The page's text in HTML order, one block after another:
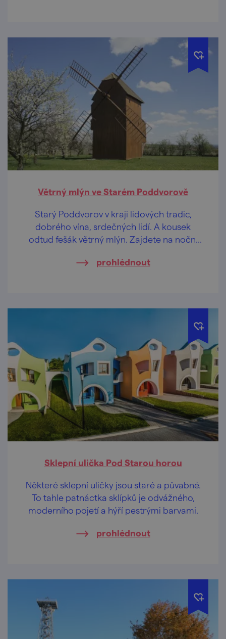
Větrný mlýn ve Starém Poddvorově
Starý Poddvorov v kraji lidových tradic,
dobrého vína, srdečných lidí. A kousek
odtud fešák větrný mlýn. Zajdete na noční
prohlédnout
Sklepní ulička Pod Starou horou
Některé sklepní uličky jsou staré a půvabné.
To tahle patnáctka sklípků je odvážného,
moderního pojetí a hýří pestrými barvami.
prohlédnout